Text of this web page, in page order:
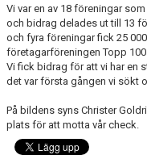
Vi var en av 18 föreningar
och bidrag delades ut till 13
och fyra föreningar fick 25
företagarföreningen Topp
Vi fick bidrag för att vi har en
det var första gången vi sökt
På bildens syns Christer
plats för att motta vår check.